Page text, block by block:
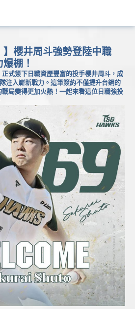
】櫻井周斗強勢登陸中職
棚！
式簽下日職資歷豐富的投手櫻井周斗，成
注入嶄新戰力。這筆簽約不僅提升台鋼的
局變得更加火熱！一起來看這位日職強投